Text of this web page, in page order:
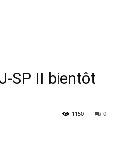
SP II bientôt
0
1150